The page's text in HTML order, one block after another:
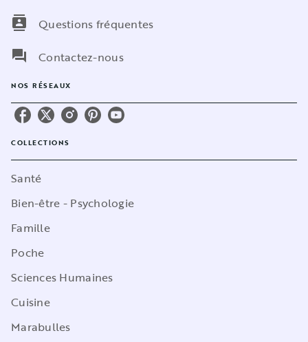
contacts
Questions fréquentes
question_answer
Contactez-nous
NOS RÉSEAUX
COLLECTIONS
Santé
Bien-être - Psychologie
Famille
Poche
Sciences Humaines
Cuisine
Marabulles